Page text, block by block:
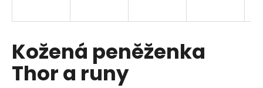
Kožená peněženka
Thor a runy
í
t
?